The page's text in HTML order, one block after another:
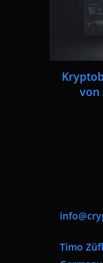
von
Timo